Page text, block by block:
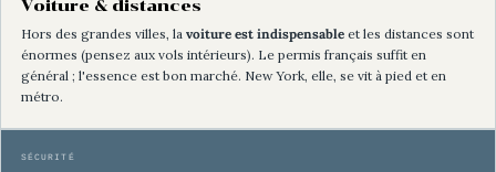
Voiture & distances
Hors des grandes villes, la voiture est indispensableet les distances sont
énormes (pensez aux vols intérieurs). Le permis français suffit en
général ; l'essence est bon marché. New York, elle, se vit à pied et en
métro.
SÉCURITÉ